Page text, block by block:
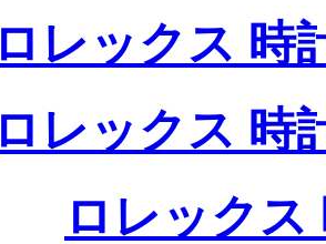
ロレックス 時
ロレックス 時
ロレックス